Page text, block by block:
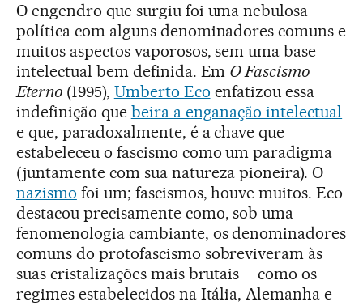
O engendro que surgiu foi uma nebulosa
política com alguns denominadores comuns e
muitos aspectos vaporosos, sem uma base
intelectual bem definida. Em O Fascismo
Eterno(1995), Umberto Eco enfatizou essa
indefinição que beira a enganação intelectual
e que, paradoxalmente, é a chave que
estabeleceu o fascismo como um paradigma
(juntamente com sua natureza pioneira). O
nazismo foi um; fascismos, houve muitos. Eco
destacou precisamente como, sob uma
fenomenologia cambiante, os denominadores
comuns do protofascismo sobreviveram às
suas cristalizações mais brutais —como os
regimes estabelecidos na Itália, Alemanha e